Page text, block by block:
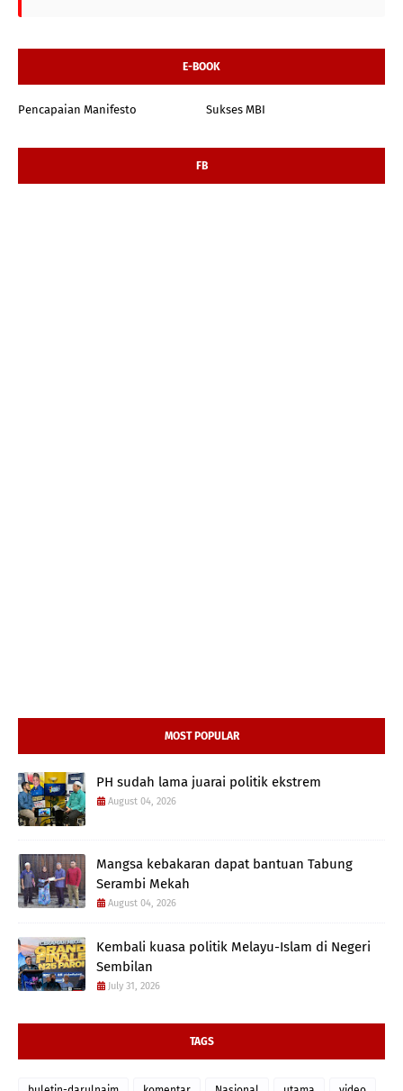
E-BOOK
Pencapaian Manifesto Sukses MBI
FB
MOST POPULAR
PH sudah lama juarai politik ekstrem
August 04, 2026
Mangsa kebakaran dapat bantuan Tabung
Serambi Mekah
August 04, 2026
Kembali kuasa politik Melayu-Islam di Negeri
Sembilan
July 31, 2026
TAGS